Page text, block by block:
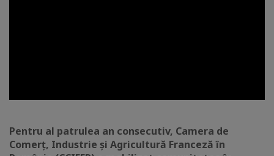
Pentru al patrulea an consecutiv, Camera de
Comerț, Industrie și Agricultură Franceză în